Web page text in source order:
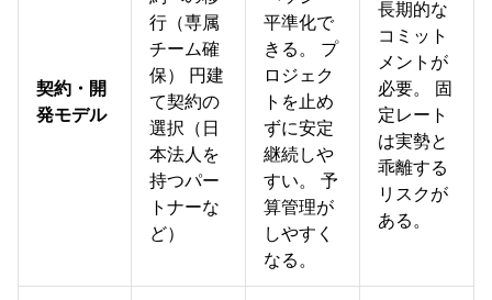
契約・開
発モデル
行（専属
チーム確
保） 円建
て契約の
選択（日
本法人を
持つパー
トナーな
ど）
平準化で
きる。 プ
ロジェク
トを止め
ずに安定
継続しや
すい。 予
算管理が
しやすく
なる。
長期的な
コミット
メントが
必要。 固
定レート
は実勢と
乖離する
リスクが
ある。